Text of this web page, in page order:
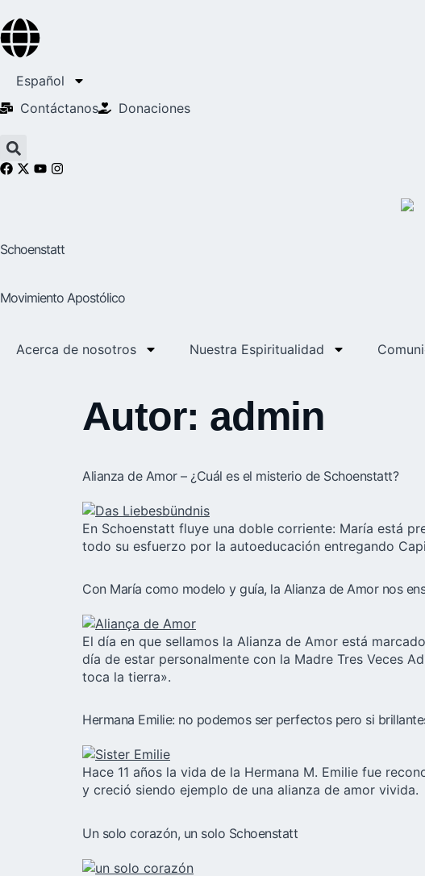
Español
Contáctanos
Donaciones
Schoenstatt
Movimiento Apostólico
Acerca de nosotros Nuestra Espiritualidad
Autor: admin
Alianza de Amor – ¿Cuál es el misterio de Schoenstatt?
En Schoenstatt fluye una doble corriente: María está
todo su esfuerzo por la autoeducación entregando
Con María como modelo y guía, la Alianza de Amor nos
El día en que sellamos la Alianza de Amor está
día de estar personalmente con la Madre Tres Veces
toca la tierra».
Hermana Emilie: no podemos ser perfectos pero si
Hace 11 años la vida de la Hermana M. Emilie fue
y creció siendo ejemplo de una alianza de amor vivida.
Un solo corazón, un solo Schoenstatt